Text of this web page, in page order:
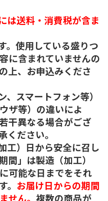
は送料・消費税が含ま
。使用している盛りつ
に含まれていませんの
上、お申込みくださ
スマートフォン等）
ザ等）の違いによ
干異なる場合がござ
ください。
工）日から安全に召し
間」は製造（加工）
可能な日までをそれ
お届け日からの期間
せん。 複数の商品が